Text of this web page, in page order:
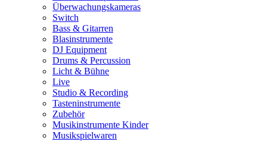
Überwachungskameras
Switch
Bass & Gitarren
Blasinstrumente
DJ Equipment
Drums & Percussion
Licht & Bühne
Live
Studio & Recording
Tasteninstrumente
Zubehör
Musikinstrumente Kinder
Musikspielwaren